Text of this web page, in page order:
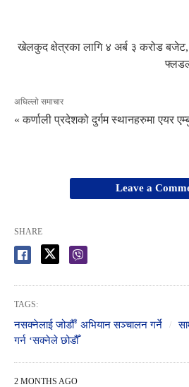
खेलकुद क्षेत्रका लागि ४ अर्ब ३ करोड
अघिल्लो समाचार
« कर्णाली प्रदेशको दुर्गम स्थानहरुमा एयर
Leave a
SHARE
TAGS:
नसक्नेलाई जोडौँ’ अभियान सञ्चालन गर्ने
गर्न ‘सक्नेले छोडौँ
2 MONTHS AGO